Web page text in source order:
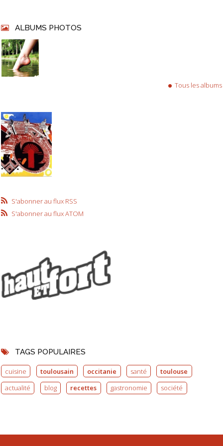
ALBUMS PHOTOS
Tous les albums
S'abonner au flux RSS
S'abonner au flux ATOM
TAGS POPULAIRES
cuisine toulousain occitanie santé
toulouse
actualité
blog recettes gastronomie société